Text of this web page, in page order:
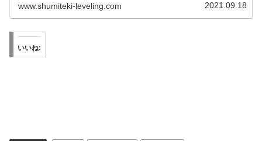
www.shumiteki-leveling.com 2021.09.18
いいね: